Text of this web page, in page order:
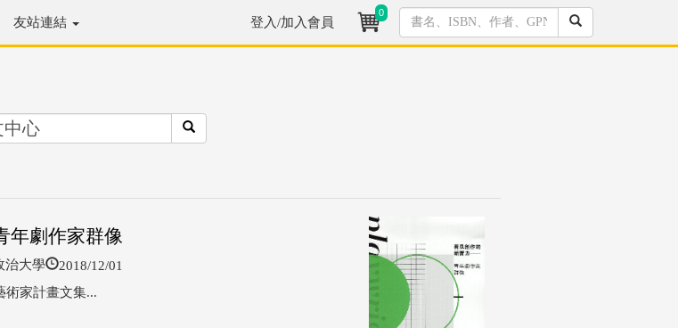
友站連結 登入/加入會員
0
年劇作家群像
大學 2018/12/01
術家計畫文集...